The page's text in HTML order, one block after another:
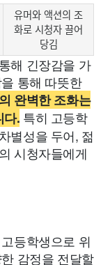
유머와 액션의 조
화로 시청자 끌어
당김
해 긴장감을 가
통해 따뜻한
완벽한 조화는
다. 특히 고등학
별성을 두어, 젊
시청자들에게
등학생으로 위
감정을 전달할